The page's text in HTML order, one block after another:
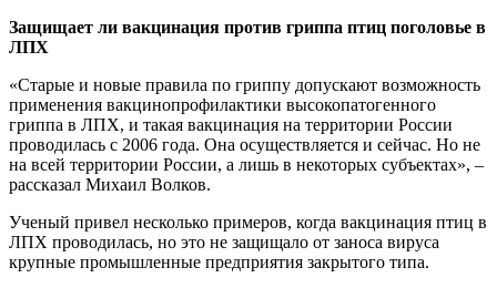
Защищает ли вакцинация против гриппа птиц поголовье в
ЛПХ
«Старые и новые правила по гриппу допускают возможность
применения вакцинопрофилактики высокопатогенного
гриппа в ЛПХ, и такая вакцинация на территории России
проводилась с 2006 года. Она осуществляется и сейчас. Но не
на всей территории России, а лишь в некоторых субъектах», –
рассказал Михаил Волков.
Ученый привел несколько примеров, когда вакцинация птиц в
ЛПХ проводилась, но это не защищало от заноса вируса
крупные промышленные предприятия закрытого типа.